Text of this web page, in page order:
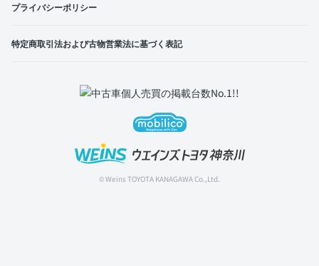
プライバシーポリシー
特定商取引法および古物営業法に基づく表記
© Weins TOYOTA KANAGAWA Co.,Ltd.